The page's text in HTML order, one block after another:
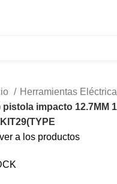
Herramientas
pistola impacto 12.7MM
a los productos